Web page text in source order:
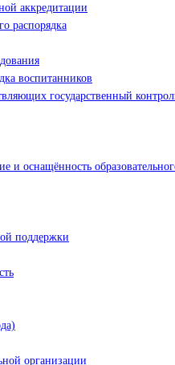
аккредитации
распорядка
воспитанников
государственный
и оснащённость
поддержки
организации